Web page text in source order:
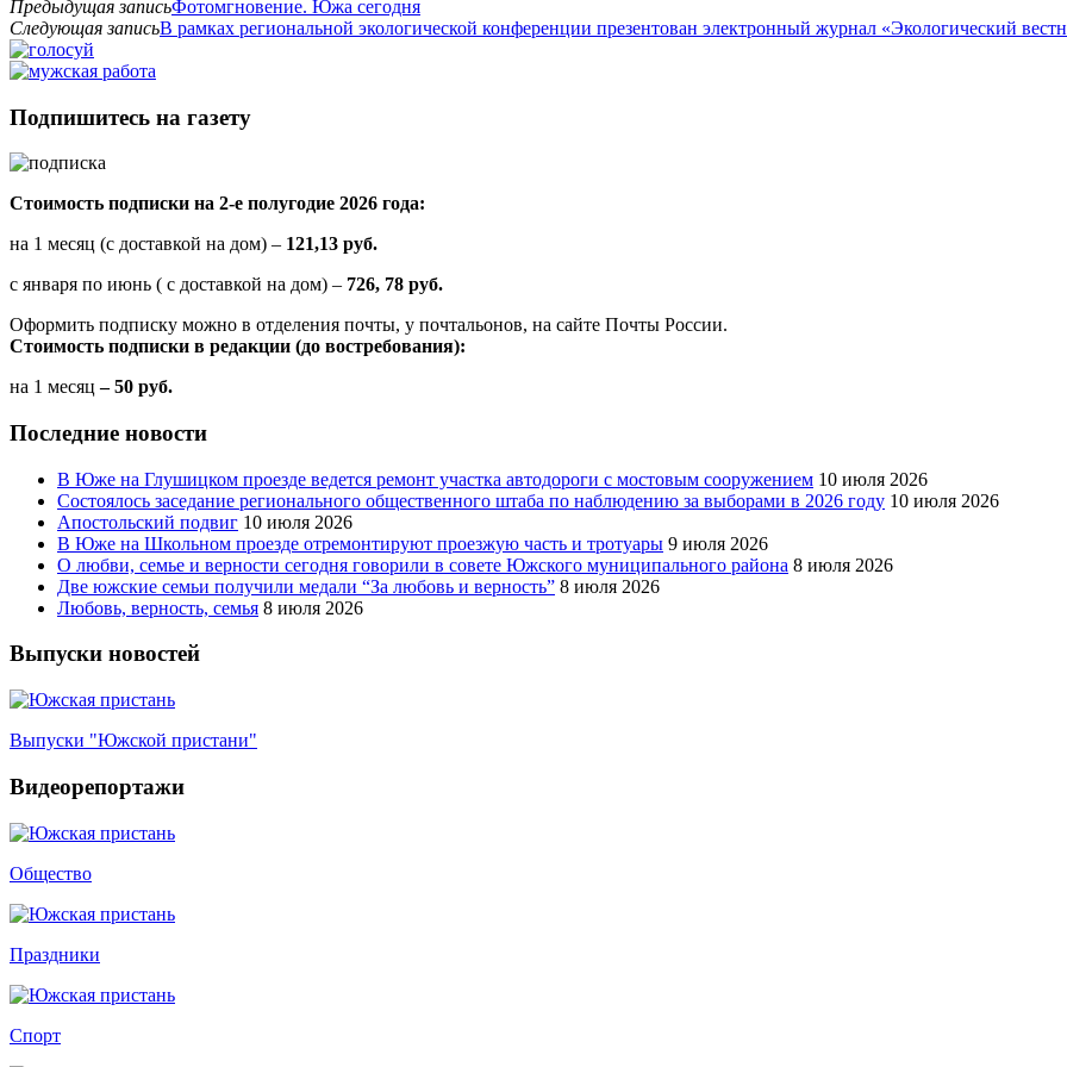
Предыдущая записьФотомгновение. Южа сегодня
Следующая записьВ рамках региональной экологической конференции презентован электронный журнал «Экологический
Подпишитесь на газету
Стоимость подписки на 2-е полугодие 2026 года:
на 1 месяц (с доставкой на дом) – 121,13 руб.
с января по июнь ( с доставкой на дом) – 726, 78 руб.
Оформить подписку можно в отделения почты, у почтальонов, на сайте Почты России.
Стоимость подписки в редакции (до востребования):
на 1 месяц – 50 руб.
Последние новости
В Юже на Глушицком проезде ведется ремонт участка автодороги с мостовым сооружением 10 июля 2026
Состоялось заседание регионального общественного штаба по наблюдению за выборами в 2026 году 10 июля 2026
Апостольский подвиг 10 июля 2026
В Юже на Школьном проезде отремонтируют проезжую часть и тротуары 9 июля 2026
О любви, семье и верности сегодня говорили в совете Южского муниципального района 8 июля 2026
Две южские семьи получили медали “За любовь и верность” 8 июля 2026
Любовь, верность, семья 8 июля 2026
Выпуски новостей
Выпуски "Южской пристани"
Видеорепортажи
Общество
Праздники
Спорт